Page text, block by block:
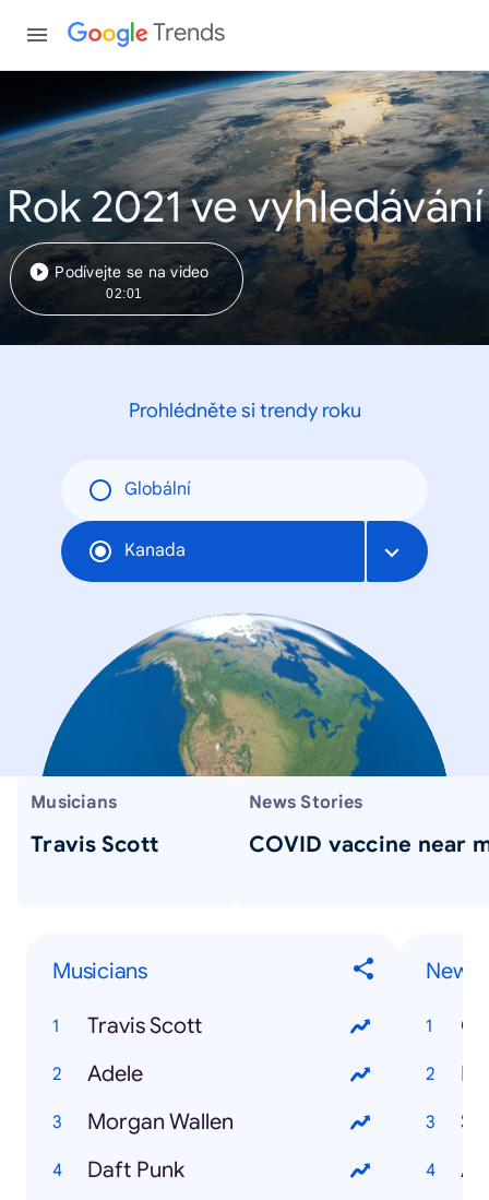
Trends
Rok 2021 ve vyhledávání
Podívejte se na video
02:01
Prohlédněte si trendy roku
Globální
Kanada
Musicians
Travis Scott
News Stories
COVID vaccine near
Musicians
Travis Scott
Adele
Morgan Wallen
Daft Punk
News